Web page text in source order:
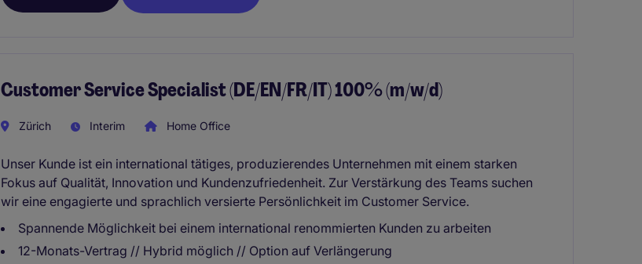
Customer Service Specialist (DE/EN/FR/IT) 100% (m/w/d)
Zürich Interim Home Office
Unser Kunde ist ein international tätiges, produzierendes Unternehmen mit einem starken
Fokus auf Qualität, Innovation und Kundenzufriedenheit. Zur Verstärkung des Teams suchen
wir eine engagierte und sprachlich versierte Persönlichkeit im Customer Service.
Spannende Möglichkeit bei einem international renommierten Kunden zu arbeiten
12-Monats-Vertrag // Hybrid möglich // Option auf Verlängerung